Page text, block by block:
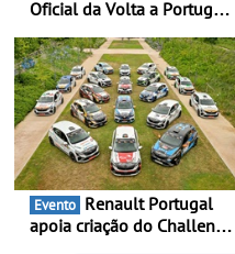
Oficial da Volta a Portugal
presença nacional ao lado
da mítica prova de ciclismo
e leva a sua gama SUV
multi-energia às estradas
de Portugal
Evento
apoia criação do Challenge